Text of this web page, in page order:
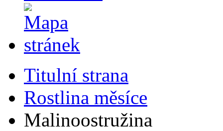
Titulní strana
Rostlina měsíce
Malinoostružina